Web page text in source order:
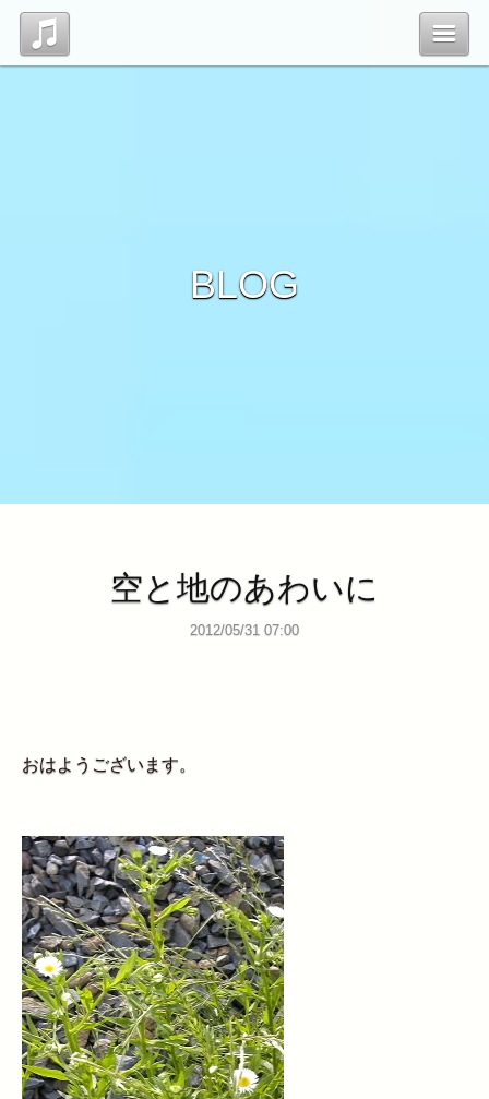
Contact
BLOG
空と地のあわいに
2012/05/31 07:00
おはようございます。